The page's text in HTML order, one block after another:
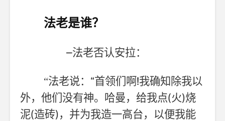
法老是谁？
–法老否认安拉：
“法老说： “首领们啊 !我确知除我以
外，他们没有神。哈曼，给我点(火)烧
泥(造砖)，并为我造一高台，以便我能